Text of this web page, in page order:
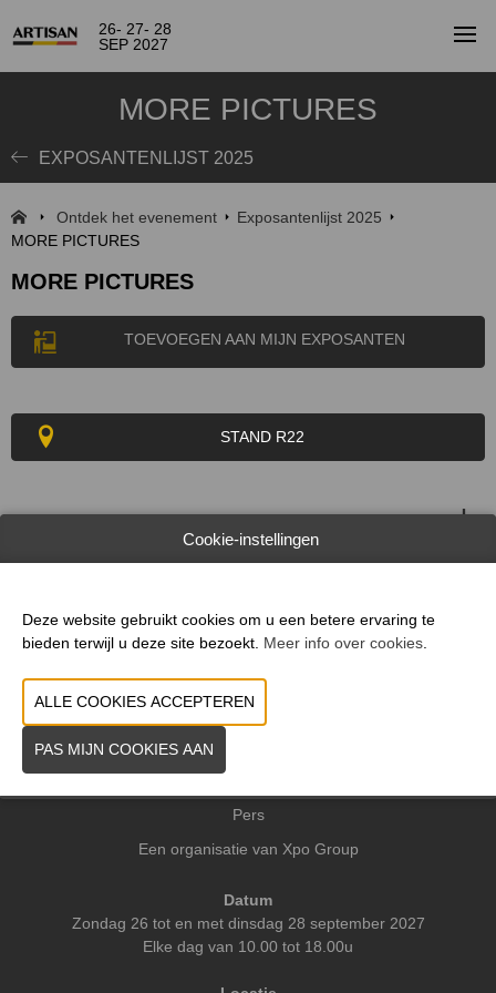
26- 27- 28
SEP 2027
MORE PICTURES
EXPOSANTENLIJST 2025
Ontdek het evenement
Exposantenlijst 2025
MORE PICTURES
MORE PICTURES
TOEVOEGEN AAN MIJN EXPOSANTEN
STAND R22
Praktische info
Pers
Een organisatie van Xpo Group
Datum
Zondag 26 tot en met dinsdag 28 september 2027
Elke dag van 10.00 tot 18.00u
Cookie-instellingen
Deze website gebruikt cookies om u een betere ervaring te
bieden terwijl u deze site bezoekt. Meer info over cookies